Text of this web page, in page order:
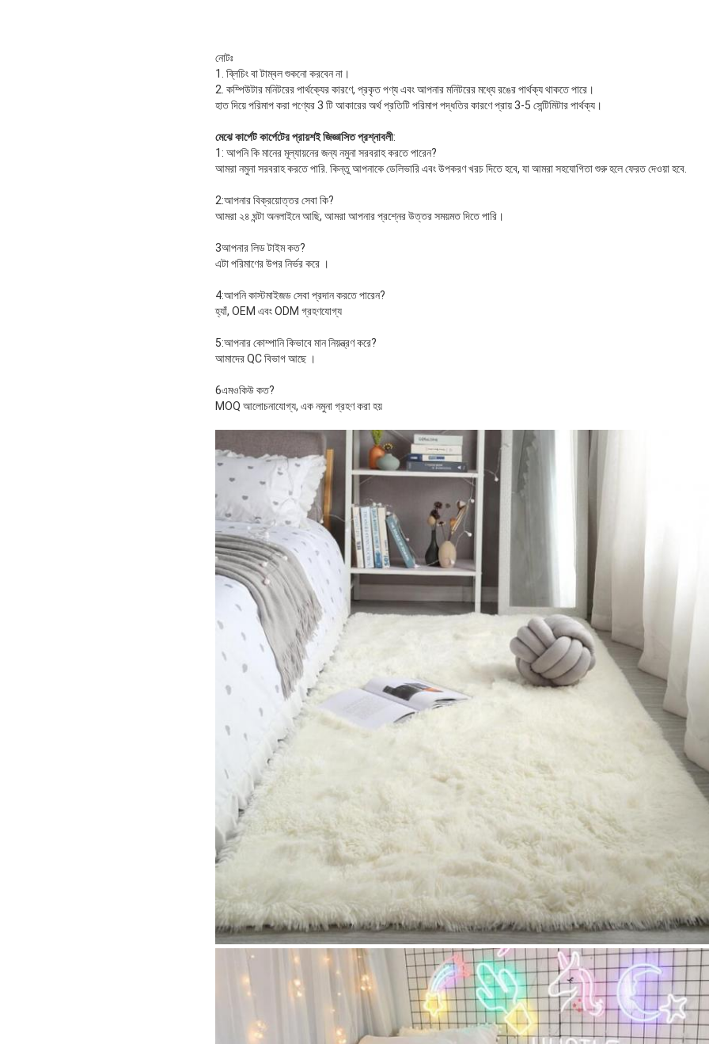
নোটঃ
1. ব্লিচিং বা টাম্বল শুকনো করবেন না।
2. কম্পিউটার মনিটরের পার্থক্যের কারণে, প্রকৃত পণ্য এবং আপনার মনিটরের মধ্যে রঙের পার্থক্য থাকতে পারে।
হাত দিয়ে পরিমাপ করা পণ্যের 3 টি আকারের অর্থ প্রতিটি পরিমাপ পদ্ধতির কারণে প্রায় 3-5 সেন্টিমিটার পার্থক্য।
মেঝে কার্পেট কার্পেটের প্রায়শই জিজ্ঞাসিত প্রশ্নাবলী:
1: আপনি কি মানের মূল্যায়নের জন্য নমুনা সরবরাহ করতে পারেন?
আমরা নমুনা সরবরাহ করতে পারি. কিন্তু আপনাকে ডেলিভারি এবং উপকরণ খরচ দিতে হবে, যা আমরা সহযোগিতা শুরু হলে ফেরত দেওয়া হবে.
2:আপনার বিক্রয়োত্তর সেবা কি?
আমরা ২৪ ঘন্টা অনলাইনে আছি, আমরা আপনার প্রশ্নের উত্তর সময়মত দিতে পারি।
3আপনার লিড টাইম কত?
এটা পরিমাণের উপর নির্ভর করে ।
4:আপনি কাস্টমাইজড সেবা প্রদান করতে পারেন?
হ্যাঁ, OEM এবং ODM গ্রহণযোগ্য
5:আপনার কোম্পানি কিভাবে মান নিয়ন্ত্রণ করে?
আমাদের QC বিভাগ আছে ।
6এমওকিউ কত?
MOQ আলোচনাযোগ্য, এক নমুনা গ্রহণ করা হয়